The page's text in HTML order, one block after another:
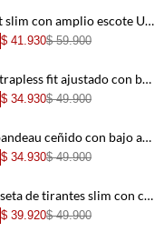
+
+
+
+
Tshirt slim con amplio escote U de algodón café para mujer
$ 41.930$ 59.900
Top strapless fit ajustado con bajo en pico en canalé azul claro para mujer
$ 34.930$ 49.900
Top bandeau ceñido con bajo asimétrico en canalé blanco para mujer
$ 34.930$ 49.900
Camiseta de tirantes slim con canalé en algodón blanco para mujer
$ 39.920$ 49.900